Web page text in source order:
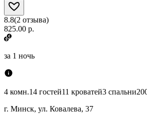
8.8(2 отзыва)
825.00 р.
за 1 ночь
4 комн.14 гостей11 кроватей3 спальни
г. Минск, ул. Ковалева, 37